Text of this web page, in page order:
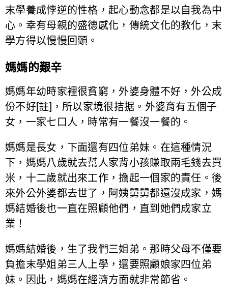
末學養成悖逆的性格，起心動念都是以自我為中
心。幸有母親的盛德感化，傳統文化的教化，末
學方得以慢慢回頭。
媽媽的艱辛
媽媽年幼時家裡很貧窮，外婆身體不好，外公成
份不好[註]，所以家境很拮据。外婆育有五個子
女，一家七口人，時常有一餐沒一餐的。
媽媽是長女，下面還有四位弟妹。在這種情況
下，媽媽八歲就去幫人家背小孩賺取兩毛錢去買
米，十二歲就出來工作，擔起一個家的責任。後
來外公外婆都去世了，阿姨舅舅都還沒成家，媽
媽結婚後也一直在照顧他們，直到她們成家立
業！
媽媽結婚後，生了我們三姐弟。那時父母不僅要
負擔末學姐弟三人上學，還要照顧娘家四位弟
妹。因此，媽媽在經濟方面就非常節省。